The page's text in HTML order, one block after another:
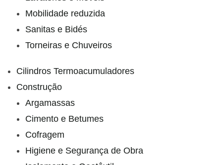
Mobilidade reduzida
Sanitas e Bidés
Torneiras e Chuveiros
Cilindros Termoacumuladores
Construção
Argamassas
Cimento e Betumes
Cofragem
Higiene e Segurança de Obra